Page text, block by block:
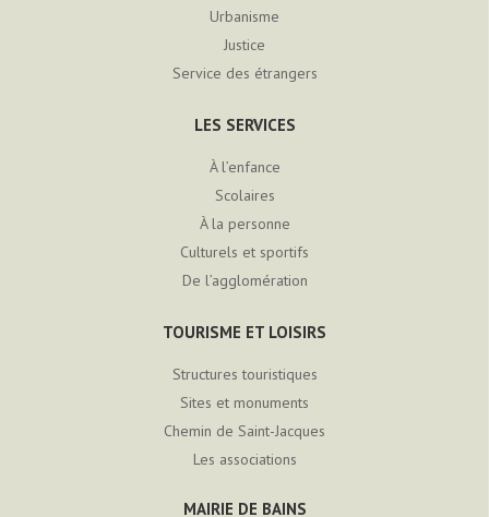
Urbanisme
Justice
Service des étrangers
LES SERVICES
À l’enfance
Scolaires
À la personne
Culturels et sportifs
De l’agglomération
TOURISME ET LOISIRS
Structures touristiques
Sites et monuments
Chemin de Saint-Jacques
Les associations
MAIRIE DE BAINS